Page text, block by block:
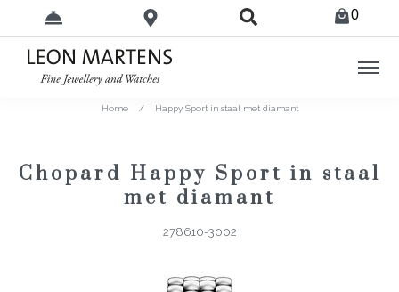
0
Home / Happy Sport in staal met diamant
Chopard Happy Sport in staal
met diamant
278610-3002